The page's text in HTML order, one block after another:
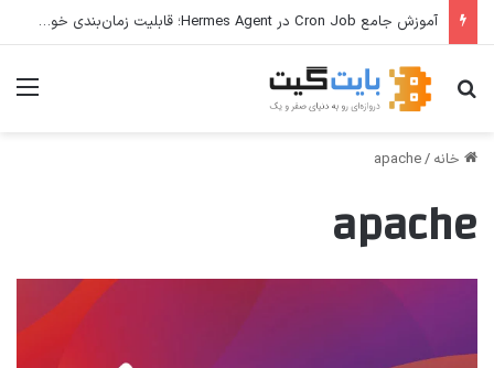
آموزش جامع Cron Job در Hermes Agent؛ قابلیت زمان‌بندی خودکار وظایف
جستجو برای
خانه /
apache
apache